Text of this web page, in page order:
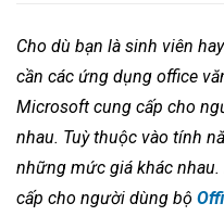
Cho dù bạn là sinh viên
cần các ứng dụng office
Microsoft cung cấp cho
nhau. Tuỳ thuộc vào tính
những mức giá khác
cấp cho người dùng bộ